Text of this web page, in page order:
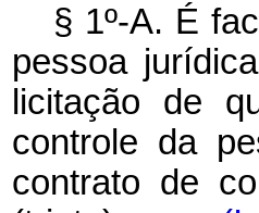
§ 1º-A. É
pessoa
licitação de
controle da
contrato de